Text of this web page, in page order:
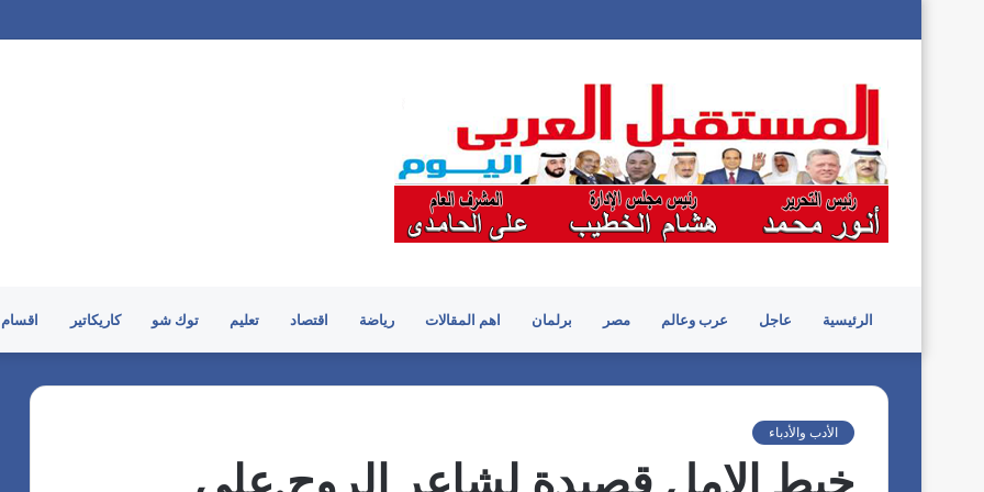
الرئيسية عاجل عرب وعالم مصر برلمان اهم المقالات رياضة اقتصاد تعليم توك شو كاريكاتير
الأدب والأدباء
خيط الامل قصيدة لشاعر الروح.علي